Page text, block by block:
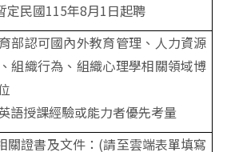
民國115年8月1日起聘
部認可國內外教育管理、人力資源
組織行為、組織心理學相關領域博
語授課經驗或能力者優先考量
關證書及文件：(請至雲端表單填寫